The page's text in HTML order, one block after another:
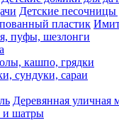
Детские песочницы
пуфы, шезлонги
кашпо, грядки
сундуки, сараи
Деревянная уличная
и шатры